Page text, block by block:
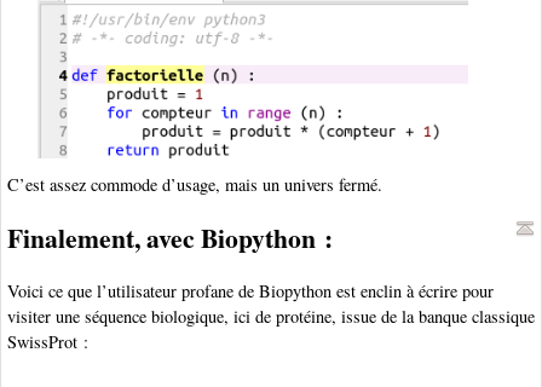
C’est assez commode d’usage, mais un univers fermé.
Finalement, avec Biopython :
Voici ce que l’utilisateur profane de Biopython est enclin à écrire pour
visiter une séquence biologique, ici de protéine, issue de la banque classique
SwissProt :